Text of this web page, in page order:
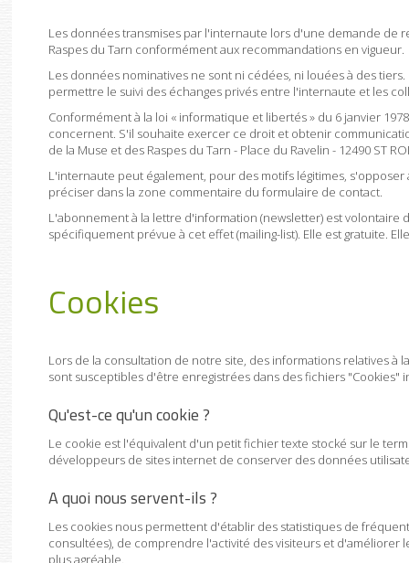
Les données transmises par l'internaute lors d'une demande de
Raspes du Tarn conformément aux recommandations en vigueur.
Les données nominatives ne sont ni cédées, ni louées à des
permettre le suivi des échanges privés entre l'internaute et les
Conformément à la loi « informatique et libertés » du 6 janvier
concernent. S'il souhaite exercer ce droit et obtenir
de la Muse et des Raspes du Tarn - Place du Ravelin - 12490 ST
L'internaute peut également, pour des motifs légitimes,
préciser dans la zone commentaire du formulaire de contact.
L'abonnement à la lettre d'information (newsletter) est volontaire
spécifiquement prévue à cet effet (mailing-list). Elle est gratuite.
Cookies
Lors de la consultation de notre site, des informations relatives à
sont susceptibles d'être enregistrées dans des fichiers "Cookies"
Qu'est-ce qu'un cookie ?
Le cookie est l'équivalent d'un petit fichier texte stocké sur le
développeurs de sites internet de conserver des données
A quoi nous servent-ils ?
Les cookies nous permettent d'établir des statistiques de
consultées), de comprendre l'activité des visiteurs et
plus agréable.